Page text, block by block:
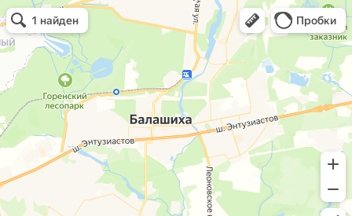
Планета кровли
Кровля и кровельные материалы в Балашихе
Окна в Балашихе